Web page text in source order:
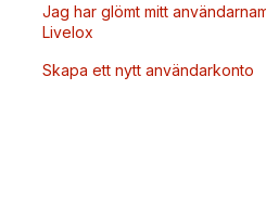
Jag har glömt mitt
Livelox
Skapa ett nytt användarkonto